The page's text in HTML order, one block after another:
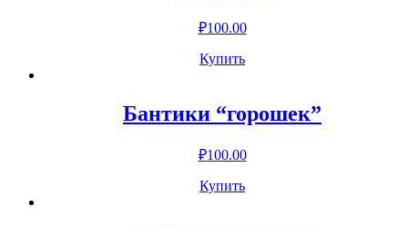
₽100.00
Купить
Бантики “горошек”
₽100.00
Купить